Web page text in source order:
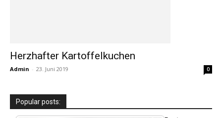
Herzhafter Kartoffelkuchen
Admin - 23. Juni 2019 0
Popular posts: